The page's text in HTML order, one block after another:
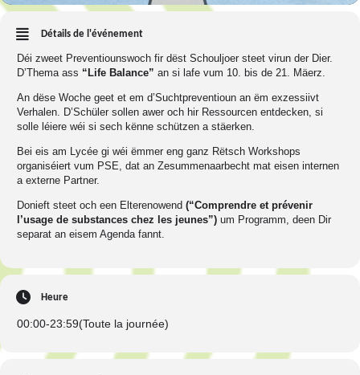
Détails de l'événement
Déi zweet Preventiounswoch fir dëst Schouljoer steet virun der Dier.
D’Thema ass “Life Balance” an si lafe vum 10. bis de 21. Mäerz.
An dëse Woche geet et em d’Suchtpreventioun an ëm exzessiivt
Verhalen. D’Schüler sollen awer och hir Ressourcen entdecken, si
solle léiere wéi si sech kënne schützen a stäerken.
Bei eis am Lycée gi wéi ëmmer eng ganz Rëtsch Workshops
organiséiert vum PSE, dat an Zesummenaarbecht mat eisen internen
a externe Partner.
Donieft steet och een Elterenowend (“Comprendre et prévenir
l’usage de substances chez les jeunes”) um Programm, deen Dir
separat an eisem Agenda fannt.
Heure
00:00-23:59(Toute la journée)